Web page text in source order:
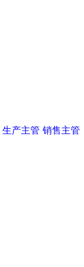
生产主管 销售主管